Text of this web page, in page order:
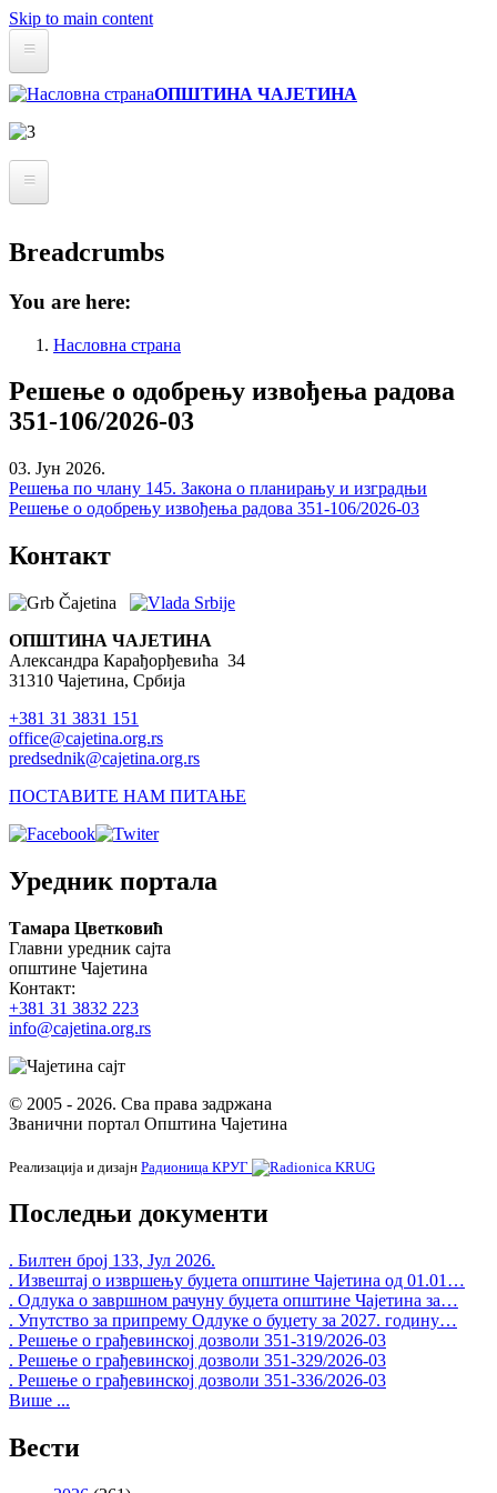
Skip to main content
Статут
Буџет
Информатор о раду
Реализовали смо
Златиборске вести
Мапа
ОПШТИНА ЧАЈЕТИНА
Привреда
Инфраструктура
Удружења и НВО
Скупштина
Општинско веће
Општинска управа
Општинско правобранилаштво
Месне заједнице
Комунална милиција Општине Чајетина
Интерна ревизија
Услуге
Портал Е-управа
Водич кроз локалну управу
Писарница
Виртуелни матичар
Подношење захтева Урбанизам
ГИС Чајетина
Документа
Контакти
Запослени у Општинској управи
Важни телефони
Претражи
Breadcrumbs
You are here:
Насловна страна
Решење о одобрењу извођења радова
351-106/2026-03
03. Јун 2026.
Решења по члану 145. Закона о планирању и изградњи
Решење о одобрењу извођења радова 351-106/2026-03
Контакт
ОПШТИНА ЧАЈЕТИНА
Александра Карађорђевића 34
31310 Чајетина, Србија
+381 31 3831 151
office@cajetina.org.rs
predsednik@cajetina.org.rs
ПОСТАВИТЕ НАМ ПИТАЊЕ
Уредник портала
Тамара Цветковић
Главни уредник сајта
општине Чајетина
Контакт:
+381 31 3832 223
info@cajetina.org.rs
© 2005 - 2026. Сва права задржана
Званични портал Општина Чајетина
Реализација и дизајн Радионица КРУГ
Последњи документи
. Билтен број 133, Јул 2026.
. Извештај о извршењу буџета општине Чајетина од 01.01…
. Одлука о завршном рачуну буџета општине Чајетина за…
. Упутство за припрему Одлуке о буџету за 2027. годину…
. Решење о грађевинској дозволи 351-319/2026-03
. Решење о грађевинској дозволи 351-329/2026-03
. Решење о грађевинској дозволи 351-336/2026-03
Више ...
Вести